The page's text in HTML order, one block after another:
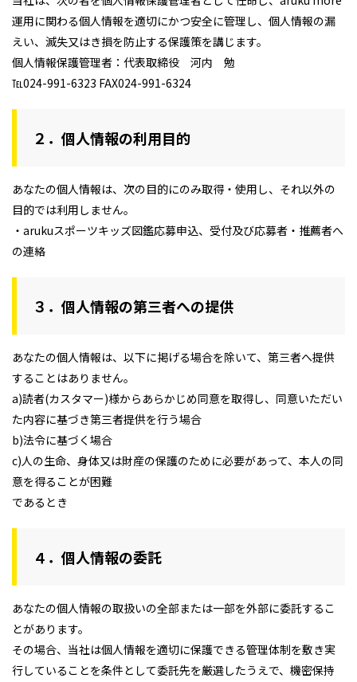
その他
運用に関わる個人情報を適切にかつ安全に管理し、個人情報の漏
えい、滅失又はき損を防止する保護策を講じます。
個人情報保護管理者：代表取締役 河内 勉
℡024-991-6323 FAX024-991-6324
２．個人情報の利用目的
あなたの個人情報は、次の目的にのみ取得・使用し、それ以外の
目的では利用しません。
・arukuスポーツキッズ図鑑応募申込、受付及び応募者・推薦者へ
の連絡
３．個人情報の第三者への提供
あなたの個人情報は、以下に掲げる場合を除いて、第三者へ提供
することはありません。
a)読者(カスタマー)様からあらかじめ同意を取得し、同意いただい
た内容に基づき第三者提供を行う場合
b)法令に基づく場合
c)人の生命、身体又は財産の保護のために必要があって、本人の同
意を得ることが困難
であるとき
４．個人情報の委託
あなたの個人情報の取扱いの全部または一部を外部に委託するこ
とがあります。
その場合、当社は個人情報を適切に保護できる管理体制を敷き実
行していることを条件として委託先を厳選したうえで、機密保持